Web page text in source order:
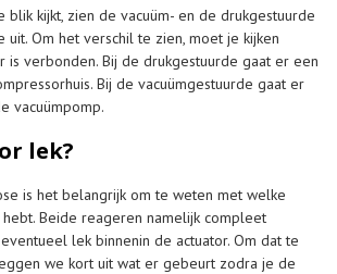
blik kijkt, zien de vacuüm- en de drukgestuurde
Om het verschil te zien, moet je kijken
is verbonden. Bij de drukgestuurde gaat er een
Bij de vacuümgestuurde gaat er
vacuümpomp.
lek?
is het belangrijk om te weten met welke
Beide reageren namelijk compleet
lek binnenin de actuator. Om dat te
we kort uit wat er gebeurt zodra je de